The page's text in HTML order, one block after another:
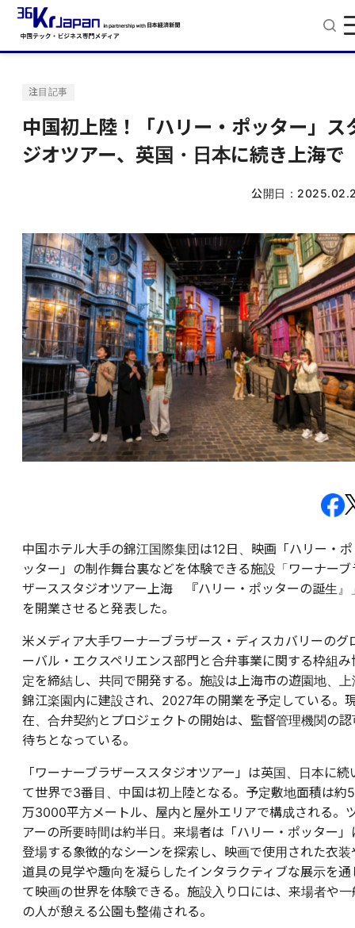
注目記事
中国初上陸！「ハリー・ポッター」ス
ジオツアー、英国・日本に続き上海で
公開日：
中国ホテル大手の錦江国際集団は12日、映画「ハリー・ポ
ッター」の制作舞台裏などを体験できる施設「ワーナーブ
ザーススタジオツアー上海 『ハリー・ポッターの誕生』
を開業させると発表した。
米メディア大手ワーナーブラザース・ディスカバリーのグ
ーバル・エクスペリエンス部門と合弁事業に関する枠組み
定を締結し、共同で開発する。施設は上海市の遊園地、上
錦江楽園内に建設され、2027年の開業を予定している。
在、合弁契約とプロジェクトの開始は、監督管理機関の認
待ちとなっている。
「ワーナーブラザーススタジオツアー」は英国、日本に続
て世界で3番目、中国は初上陸となる。予定敷地面積は約5
万3000平方メートル、屋内と屋外エリアで構成される。
アーの所要時間は約半日。来場者は「ハリー・ポッター」
登場する象徴的なシーンを探索し、映画で使用された衣装
道具の見学や趣向を凝らしたインタラクティブな展示を通
て映画の世界を体験できる。施設入り口には、来場者や一
の人が憩える公園も整備される。